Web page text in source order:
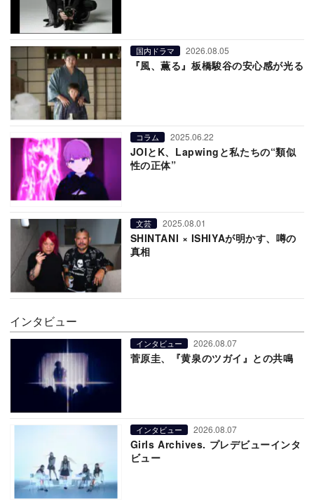
国内ドラマ 2026.08.05
『風、薫る』板橋駿谷の安心感が光る
コラム 2025.06.22
JOIとK、Lapwingと私たちの“類似
性の正体”
文芸 2025.08.01
SHINTANI × ISHIYAが明かす、噂の
真相
インタビュー
インタビュー 2026.08.07
菅原圭、『黄泉のツガイ』との共鳴
インタビュー 2026.08.07
Girls Archives. プレデビューインタ
ビュー